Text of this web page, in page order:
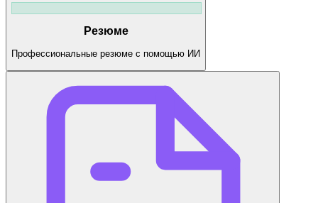
Резюме
Профессиональные резюме с помощью ИИ